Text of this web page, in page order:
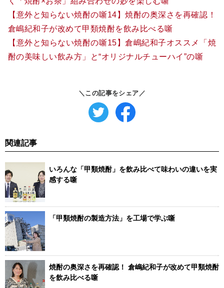
【意外と知らない焼酎の噺14】焼酎の奥深さを再確認！
倉嶋紀和子が改めて甲類焼酎を飲み比べる噺
【意外と知らない焼酎の噺15】倉嶋紀和子オススメ「焼
酎の美味しい飲み方」と“オリジナルチューハイ”の噺
＼この記事をシェア／
関連記事
いろんな「甲類焼酎」を飲み比べて味わいの違いを実
感する噺
「甲類焼酎の製造方法」を工場で学ぶ噺
焼酎の奥深さを再確認！ 倉嶋紀和子が改めて甲類焼酎
を飲み比べる噺